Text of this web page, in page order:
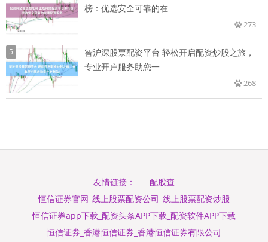
榜：优选安全可靠的在
273
5
智沪深股票配资平台 轻松开启配资炒股之旅，
专业开户服务助您一
268
友情链接：
配股查
恒信证券官网_线上股票配资公司_线上股票配资炒股
恒信证券app下载_配资头条APP下载_配资软件APP下载
恒信证券_香港恒信证券_香港恒信证券有限公司